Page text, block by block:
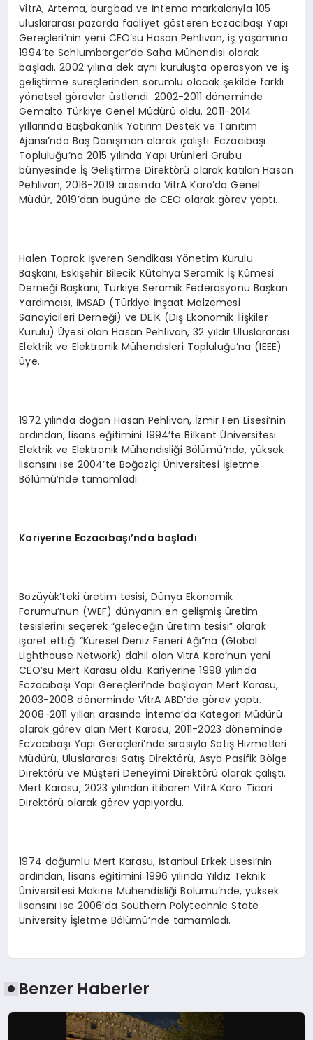
VitrA, Artema, burgbad ve İntema markalarıyla 105
uluslararası pazarda faaliyet gösteren Eczacıbaşı Yapı
Gereçleri’nin yeni CEO’su Hasan Pehlivan, iş yaşamına
1994’te Schlumberger’de Saha Mühendisi olarak
başladı. 2002 yılına dek aynı kuruluşta operasyon ve iş
geliştirme süreçlerinden sorumlu olacak şekilde farklı
yönetsel görevler üstlendi. 2002-2011 döneminde
Gemalto Türkiye Genel Müdürü oldu. 2011-2014
yıllarında Başbakanlık Yatırım Destek ve Tanıtım
Ajansı’nda Baş Danışman olarak çalıştı. Eczacıbaşı
Topluluğu’na 2015 yılında Yapı Ürünleri Grubu
bünyesinde İş Geliştirme Direktörü olarak katılan Hasan
Pehlivan, 2016-2019 arasında VitrA Karo’da Genel
Müdür, 2019’dan bugüne de CEO olarak görev yaptı.
Halen Toprak İşveren Sendikası Yönetim Kurulu
Başkanı, Eskişehir Bilecik Kütahya Seramik İş Kümesi
Derneği Başkanı, Türkiye Seramik Federasyonu Başkan
Yardımcısı, İMSAD (Türkiye İnşaat Malzemesi
Sanayicileri Derneği) ve DEİK (Dış Ekonomik İlişkiler
Kurulu) Üyesi olan Hasan Pehlivan, 32 yıldır Uluslararası
Elektrik ve Elektronik Mühendisleri Topluluğu’na (IEEE)
üye.
1972 yılında doğan Hasan Pehlivan, İzmir Fen Lisesi’nin
ardından, lisans eğitimini 1994’te Bilkent Üniversitesi
Elektrik ve Elektronik Mühendisliği Bölümü’nde, yüksek
lisansını ise 2004’te Boğaziçi Üniversitesi İşletme
Bölümü’nde tamamladı.
Kariyerine Eczacıbaşı’nda başladı
Bozüyük’teki üretim tesisi, Dünya Ekonomik
Forumu’nun (WEF) dünyanın en gelişmiş üretim
tesislerini seçerek “geleceğin üretim tesisi” olarak
işaret ettiği “Küresel Deniz Feneri Ağı”na (Global
Lighthouse Network) dahil olan VitrA Karo’nun yeni
CEO’su Mert Karasu oldu. Kariyerine 1998 yılında
Eczacıbaşı Yapı Gereçleri’nde başlayan Mert Karasu,
2003-2008 döneminde VitrA ABD’de görev yaptı.
2008-2011 yılları arasında İntema’da Kategori Müdürü
olarak görev alan Mert Karasu, 2011-2023 döneminde
Eczacıbaşı Yapı Gereçleri’nde sırasıyla Satış Hizmetleri
Müdürü, Uluslararası Satış Direktörü, Asya Pasifik Bölge
Direktörü ve Müşteri Deneyimi Direktörü olarak çalıştı.
Mert Karasu, 2023 yılından itibaren VitrA Karo Ticari
Direktörü olarak görev yapıyordu.
1974 doğumlu Mert Karasu, İstanbul Erkek Lisesi’nin
ardından, lisans eğitimini 1996 yılında Yıldız Teknik
Üniversitesi Makine Mühendisliği Bölümü’nde, yüksek
lisansını ise 2006’da Southern Polytechnic State
University İşletme Bölümü’nde tamamladı.
Benzer Haberler